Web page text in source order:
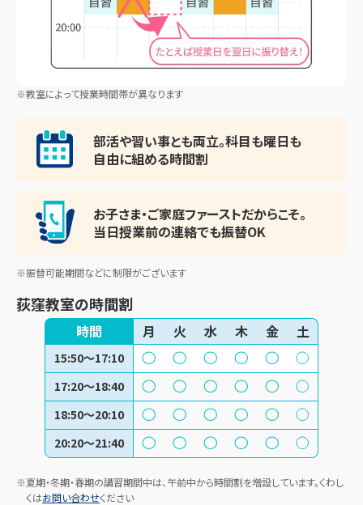
※教室によって授業時間帯が異なります
部活や習い事とも両立。科目も曜日も
自由に組める時間割
お子さま・ご家庭ファーストだからこそ。
当日授業前の連絡でも振替OK
※振替可能期間などに制限がございます
荻窪教室の時間割
時間 月 火 水 木 金 土
15:50～17:10
17:20～18:40
18:50～20:10
20:20～21:40
※夏期・冬期・春期の講習期間中は、午前中から時間割を増設しています。くわし
くはお問い合わせください